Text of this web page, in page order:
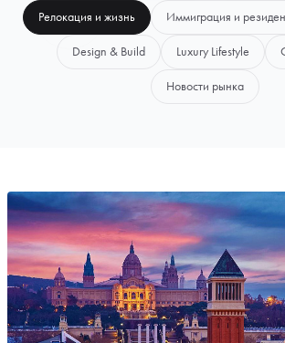
Релокация и жизнь Иммиграция и
Design & Build Luxury Lifestyle
Новости рынка